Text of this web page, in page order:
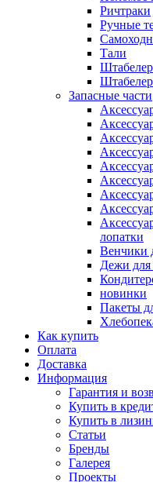
Ричтраки
Ручные
Тали
Запасные части
лопатки
Венчики
Дежи для
новинки
Пакеты
Как купить
Оплата
Доставка
Информация
Гарантия и
Купить в
Купить в
Статьи
Бренды
Галерея
Проекты